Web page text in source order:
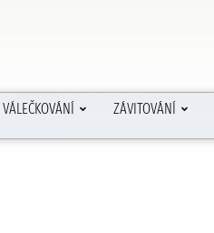
VÁLEČKOVÁNÍ ZÁVITOVÁNÍ